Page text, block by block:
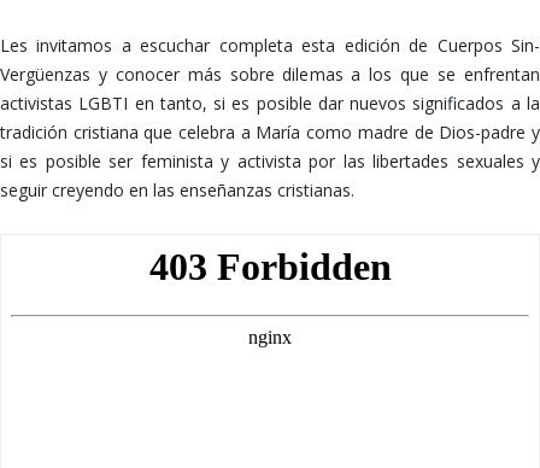
Les invitamos a escuchar completa esta edición de Cuerpos Sin-
Vergüenzas y conocer más sobre dilemas a los que se enfrentan
activistas LGBTI en tanto, si es posible dar nuevos significados a la
tradición cristiana que celebra a María como madre de Dios-padre y
si es posible ser feminista y activista por las libertades sexuales y
seguir creyendo en las enseñanzas cristianas.